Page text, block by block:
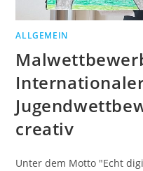
ALLGEMEIN
creativ
Unter dem Motto "Echt